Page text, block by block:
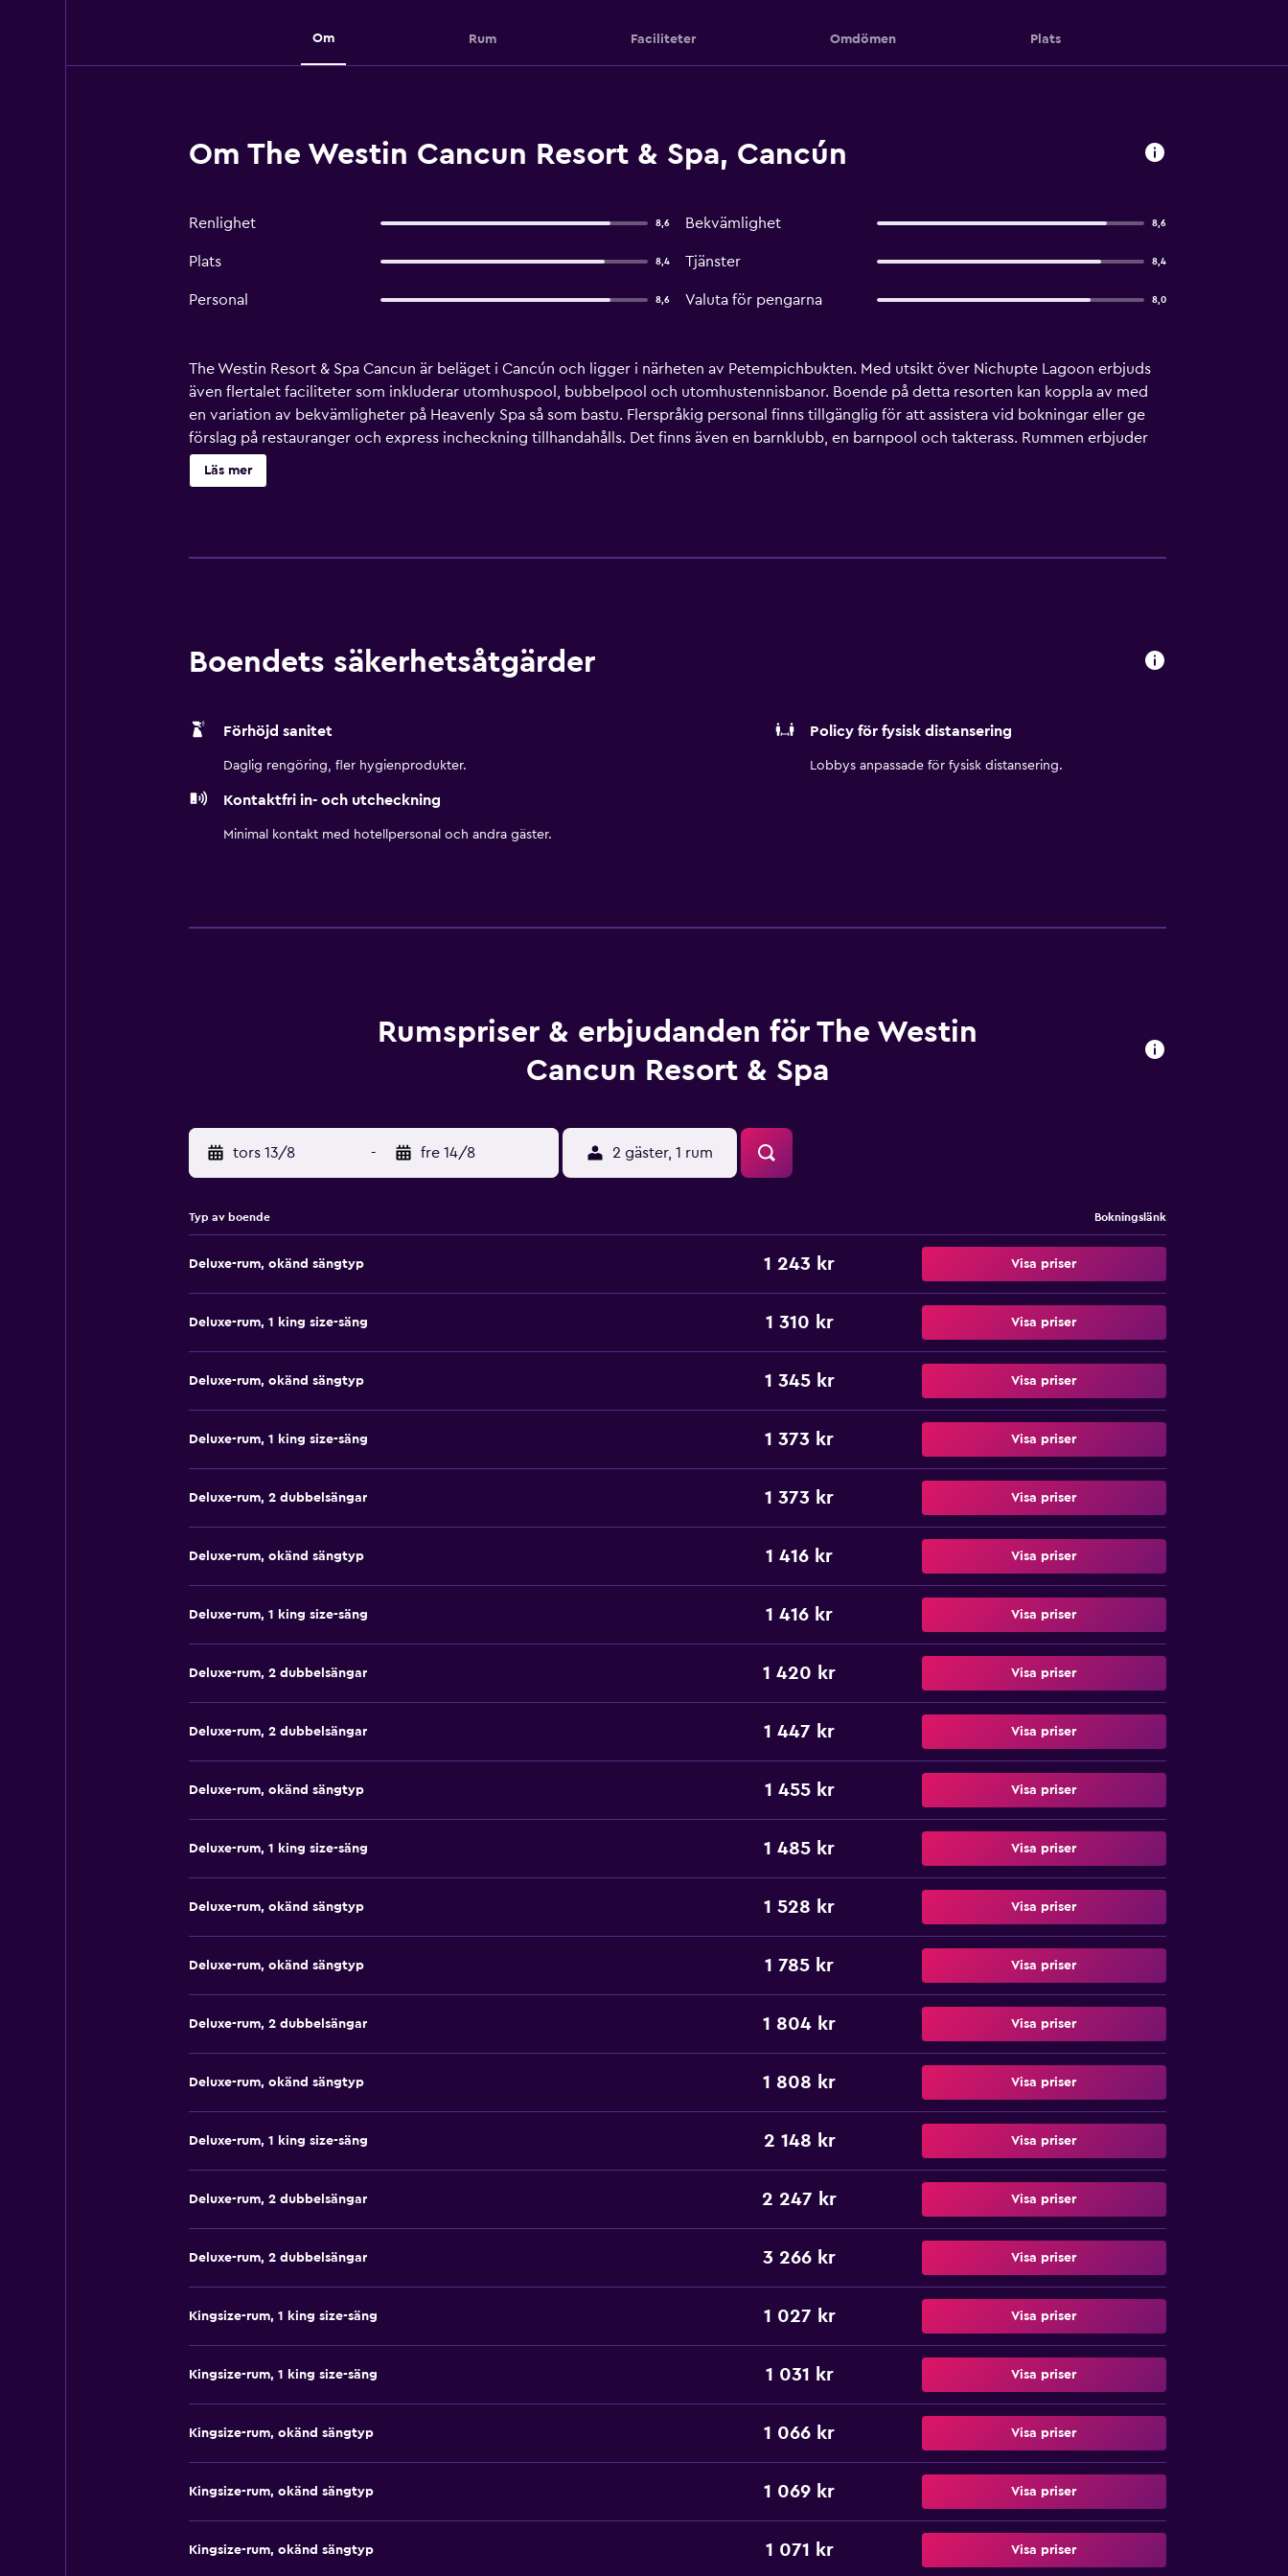
Om Rum Faciliteter Omdömen Plats
Om The Westin Cancun Resort & Spa, Cancún
Renlighet 8,6 Bekvämlighet 8,6
Plats 8,4 Tjänster 8,4
Personal 8,6 Valuta för pengarna 8,0
The Westin Resort & Spa Cancun är beläget i Cancún och ligger i närheten av Petempichbukten. Med utsikt över Nichupte Lagoon erbjuds
även flertalet faciliteter som inkluderar utomhuspool, bubbelpool och utomhustennisbanor. Boende på detta resorten kan koppla av med
en variation av bekvämligheter på Heavenly Spa så som bastu. Flerspråkig personal finns tillgänglig för att assistera vid bokningar eller ge
förslag på restauranger och express incheckning tillhandahålls. Det finns även en barnklubb, en barnpool och takterass. Rummen erbjuder
elegant décor och extragvaganta 5-stjärniga bekvämligheter. De är utrustade med kylskåp, utrustning för strykning och minibar. Gäster på
The Westin Resort & Spa Cancun kan äta i den samtida restaurangen eller börja kvällen med en drink i den bekväma baren. Matsäck kan
Läs mer
Boendets säkerhetsåtgärder
Förhöjd sanitet
Daglig rengöring, fler hygienprodukter.
Policy för fysisk distansering
Lobbys anpassade för fysisk distansering.
Kontaktfri in- och utcheckning
Minimal kontakt med hotellpersonal och andra gäster.
Rumspriser & erbjudanden för The Westin
Cancun Resort & Spa
tors 13/8 - fre 14/8 2 gäster, 1 rum
Typ av boende Bokningslänk
Deluxe-rum, okänd sängtyp 1 243 kr Visa priser
Deluxe-rum, 1 king size-säng 1 310 kr Visa priser
Deluxe-rum, okänd sängtyp 1 345 kr Visa priser
Deluxe-rum, 1 king size-säng 1 373 kr Visa priser
Deluxe-rum, 2 dubbelsängar 1 373 kr Visa priser
Deluxe-rum, okänd sängtyp 1 416 kr Visa priser
Deluxe-rum, 1 king size-säng 1 416 kr Visa priser
Deluxe-rum, 2 dubbelsängar 1 420 kr Visa priser
Deluxe-rum, 2 dubbelsängar 1 447 kr Visa priser
Deluxe-rum, okänd sängtyp 1 455 kr Visa priser
Deluxe-rum, 1 king size-säng 1 485 kr Visa priser
Deluxe-rum, okänd sängtyp 1 528 kr Visa priser
Deluxe-rum, okänd sängtyp 1 785 kr Visa priser
Deluxe-rum, 2 dubbelsängar 1 804 kr Visa priser
Deluxe-rum, okänd sängtyp 1 808 kr Visa priser
Deluxe-rum, 1 king size-säng 2 148 kr Visa priser
Deluxe-rum, 2 dubbelsängar 2 247 kr Visa priser
Deluxe-rum, 2 dubbelsängar 3 266 kr Visa priser
Kingsize-rum, 1 king size-säng 1 027 kr Visa priser
Kingsize-rum, 1 king size-säng 1 031 kr Visa priser
Kingsize-rum, okänd sängtyp 1 066 kr Visa priser
Kingsize-rum, okänd sängtyp 1 069 kr Visa priser
Kingsize-rum, okänd sängtyp 1 071 kr Visa priser